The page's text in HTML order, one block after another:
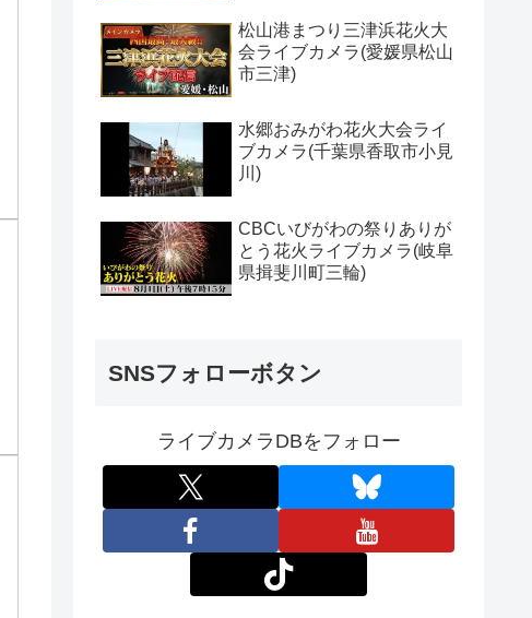
松山港まつり三津浜花火大
会ライブカメラ(愛媛県松山
市三津)
水郷おみがわ花火大会ライ
ブカメラ(千葉県香取市小見
川)
CBCいびがわの祭りありが
とう花火ライブカメラ(岐阜
県揖斐川町三輪)
SNSフォローボタン
ライブカメラDBをフォロー